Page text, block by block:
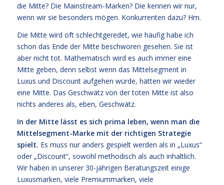
die Mitte? Die Mainstream-Marken? Die kennen wir nur,
wenn wir sie besonders mögen. Konkurrenten dazu? Hm.
Die Mitte wird oft schlechtgeredet, wie häufig habe ich
schon das Ende der Mitte beschworen gesehen. Sie ist
aber nicht tot. Mathematisch wird es auch immer eine
Mitte geben, denn selbst wenn das Mittelsegment in
Luxus und Discount aufgehen würde, hätten wir wieder
eine Mitte. Das Geschwätz von der toten Mitte ist also
nichts anderes als, eben, Geschwätz.
In der Mitte lässt es sich prima leben, wenn man die
Mittelsegment-Marke mit der richtigen Strategie
spielt. Es muss nur anders gespielt werden als in „Luxus“
oder „Discount“, sowohl methodisch als auch inhaltlich.
Wir haben in unserer 30-jährigen Beratungszeit einige
Luxusmarken, viele Premiummarken, viele